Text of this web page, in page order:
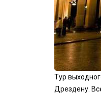
Тур
Дрездену.